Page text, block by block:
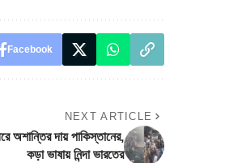
Facebook
NEXT ARTICLE
দায় পাকিস্তানের,
কড়া ভাষায় নিন্দা ভারতের